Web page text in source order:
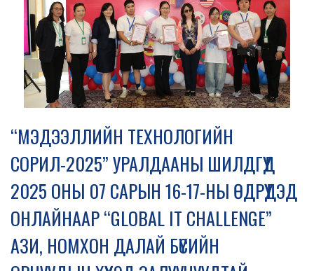
“МЭДЭЭЛЛИЙН ТЕХНОЛОГИЙН
СОРИЛ-2025” УРАЛДААНЫ ШИЛДГҮҮД
2025 ОНЫ 07 САРЫН 16-17-НЫ ӨДРҮҮДЭД
ОНЛАЙНААР “GLOBAL IT CHALLENGE”
АЗИ, НОМХОН ДАЛАЙ БҮСИЙН